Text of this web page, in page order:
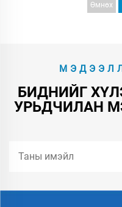
Өмнөх
БИДНИЙГ
УРЬДЧИЛАН